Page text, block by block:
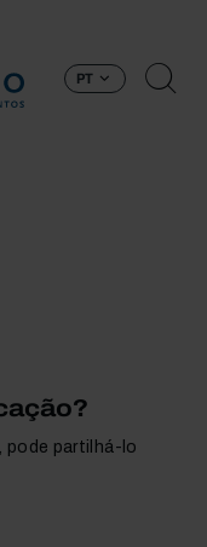
PT
pode partilhá-lo